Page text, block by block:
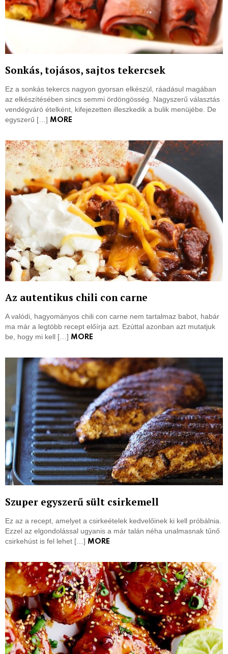
Sonkás, tojásos, sajtos tekercsek
Ez a sonkás tekercs nagyon gyorsan elkészül, ráadásul magában
az elkészítésében sincs semmi ördöngösség. Nagyszerű választás
vendégváró ételként, kifejezetten illeszkedik a bulik menüjébe. De
egyszerű […] MORE
Az autentikus chili con carne
A valódi, hagyományos chili con carne nem tartalmaz babot, habár
ma már a legtöbb recept előírja azt. Ezúttal azonban azt mutatjuk
be, hogy mi kell […] MORE
Szuper egyszerű sült csirkemell
Ez az a recept, amelyet a csirkeételek kedvelőinek ki kell próbálnia.
Ezzel az elgondolással ugyanis a már talán néha unalmasnak tűnő
csirkehúst is fel lehet […] MORE